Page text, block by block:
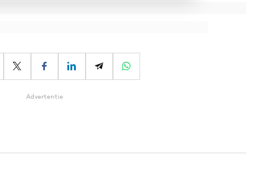
Advertentie